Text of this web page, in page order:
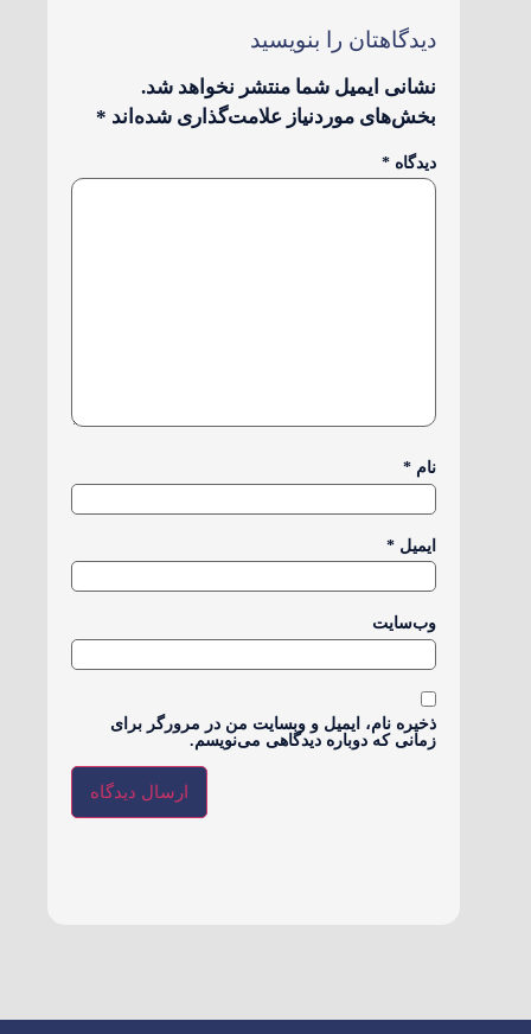
دیدگاهتان را بنویسید
نشانی ایمیل شما منتشر نخواهد شد.
بخش‌های موردنیاز علامت‌گذاری شده‌اند *
دیدگاه *
نام *
ایمیل *
وب‌سایت
ذخیره نام، ایمیل و وبسایت من در مرورگر برای
زمانی که دوباره دیدگاهی می‌نویسم.